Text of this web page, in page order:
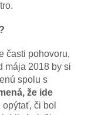
časti pohovoru,
mája 2018 by si
spolu s
že ide
či bol